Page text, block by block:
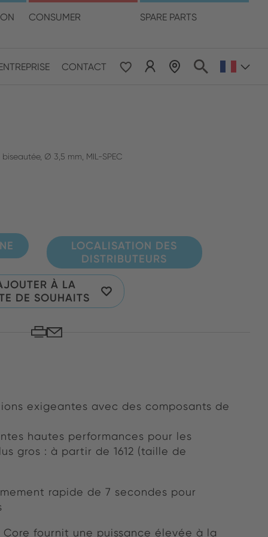
CONSUMER SPARE PARTS
CONTACT
langue
& Pacific
Ø 3,5 mm, MIL-SPEC
LOCALISATION DES
DISTRIBUTEURS
À LA
DE SOUHAITS
exigeantes avec des composants de
hautes performances pour les
gros : à partir de 1612 (taille de
rapide de 7 secondes pour
fournit une puissance élevée à la